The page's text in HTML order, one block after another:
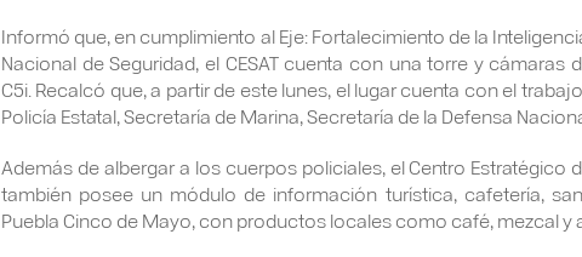
Informó que, en cumplimiento al Eje: Fortalecimiento de la
Nacional de Seguridad, el CESAT cuenta con una torre y
C5i. Recalcó que, a partir de este lunes, el lugar cuenta con el
Policía Estatal, Secretaría de Marina, Secretaría de la Defensa
Además de albergar a los cuerpos policiales, el Centro Estratégico
también posee un módulo de información turística, cafetería,
Puebla Cinco de Mayo, con productos locales como café, mezcal y